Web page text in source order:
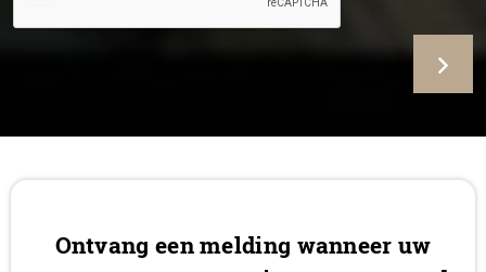
Ontvang een melding wanneer uw